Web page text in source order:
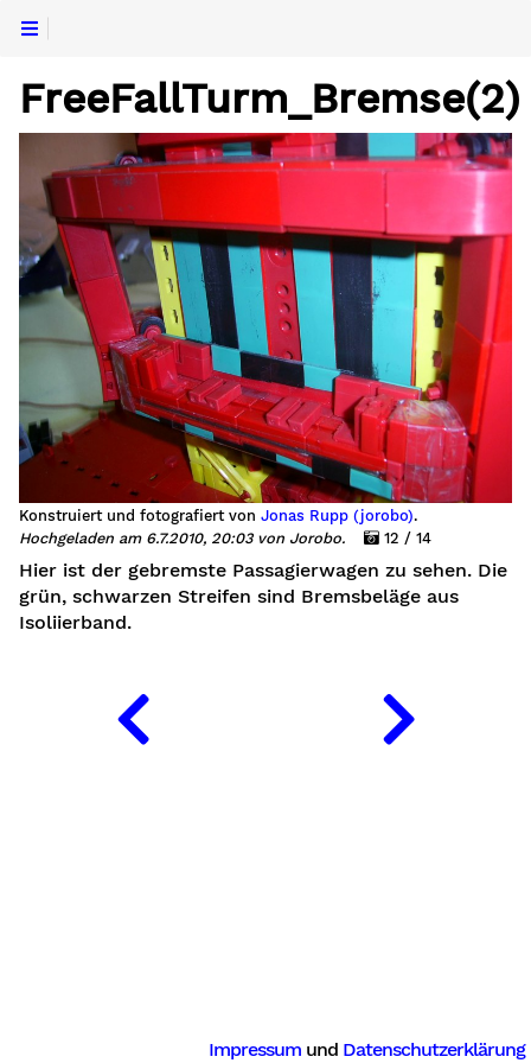
FreeFallTurm_Bremse(2)
Konstruiert und fotografiert von Jonas Rupp (jorobo).
Hochgeladen am 6.7.2010, 20:03 von Jorobo.
12 / 14
Hier ist der gebremste Passagierwagen zu sehen. Die
grün, schwarzen Streifen sind Bremsbeläge aus
Isoliierband.
Impressum und Datenschutzerklärung